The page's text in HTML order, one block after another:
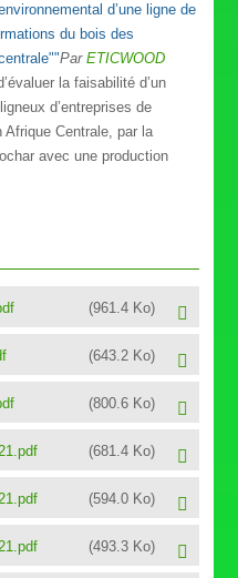
d’une ligne de
du bois des
ParETICWOOD
la faisabilité d’un
d’entreprises de
Afrique Centrale, par la
avec une production
(961.4 Ko)
(643.2 Ko)
(800.6 Ko)
(681.4 Ko)
(594.0 Ko)
(493.3 Ko)